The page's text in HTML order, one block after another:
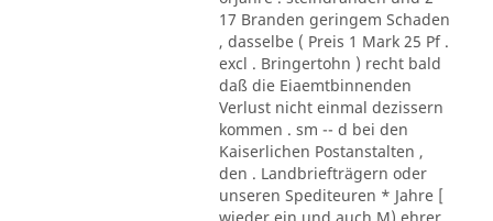
17 Branden geringem Schaden
, dasselbe ( Preis 1 Mark 25 Pf .
excl . Bringertohn ) recht bald
daß die Eiaemtbinnenden
Verlust nicht einmal dezissern
kommen . sm -- d bei den
Kaiserlichen Postanstalten ,
den . Landbriefträgern oder
unseren Spediteuren * Jahre [